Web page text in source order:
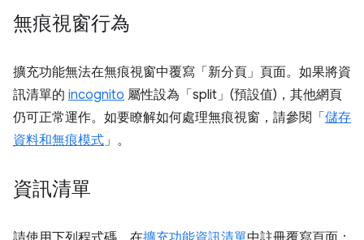
無痕視窗行為
擴充功能無法在無痕視窗中覆寫「新分頁」頁面。如果將資
訊清單的 incognito 屬性設為「split」(預設值)，其他網頁
仍可正常運作。如要瞭解如何處理無痕視窗，請參閱「儲存
資料和無痕模式 」。
資訊清單